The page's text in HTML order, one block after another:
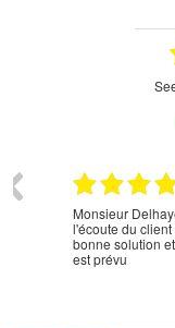
Monsieur
l'écoute du
bonne solution
est prévu